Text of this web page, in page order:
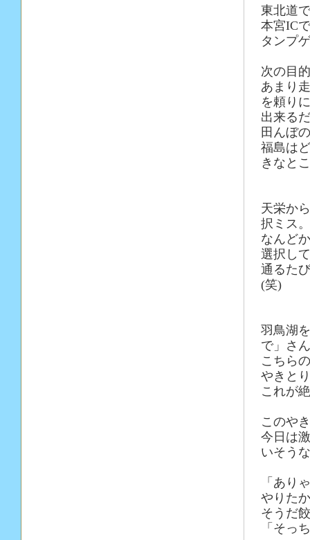
東北道
本宮IC
タンプ
次の目
あまり
を頼り
出来る
田んぼ
福島は
きなと
天栄か
択ミス
なんど
選択し
通るた
(笑)
羽鳥湖
で」さ
こちら
やきと
これが
このや
今日は
いそう
「あり
やりた
そうだ
「そっ